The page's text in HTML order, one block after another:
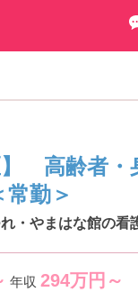
】 高齢者
勤＞
・やまはな館の看
年収 294万円～